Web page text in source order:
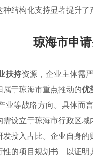
结构化支持显著提升
琼海市申
扶持资源，企业主体需
于琼海市重点推动的优
业等战略方向。具体而
设立于琼海市行政区
发投入占比。企业自身
的项目规划书，以证明